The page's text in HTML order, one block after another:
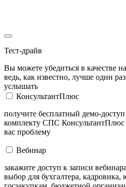
Тест-драйв
Вы можете убедиться в качестве
ведь, как известно, лучше один
услышать
КонсультантПлюс
получите бесплатный демо-
комплекту СПС КонсультантПлюс
вас проблему
Вебинар
закажите доступ к записи
выбор для бухгалтера, кадровика,